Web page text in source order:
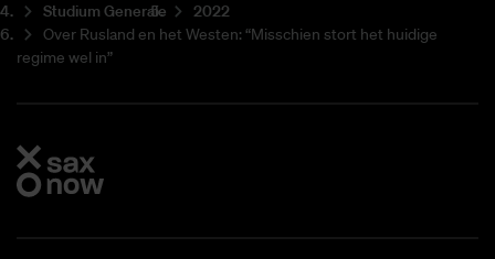
Studium Generale
2022
Over Rusland en het Westen: “Misschien stort het huidige
regime wel in”